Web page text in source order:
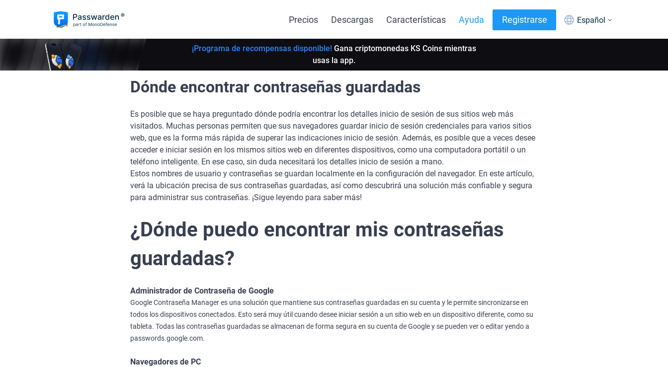
Precios Descargas Características Ayuda Registrarse Español
¡Programa de recompensas disponible! Gana criptomonedas KS Coins mientras
usas la app.
Dónde encontrar contraseñas guardadas
Es posible que se haya preguntado dónde podría encontrar los detalles inicio de sesión de sus sitios web más
visitados. Muchas personas permiten que sus navegadores guardar inicio de sesión credenciales para varios sitios
web, que es la forma más rápida de superar las indicaciones inicio de sesión. Además, es posible que a veces desee
acceder e iniciar sesión en los mismos sitios web en diferentes dispositivos, como una computadora portátil o un
teléfono inteligente. En ese caso, sin duda necesitará los detalles inicio de sesión a mano.
Estos nombres de usuario y contraseñas se guardan localmente en la configuración del navegador. En este artículo,
verá la ubicación precisa de sus contraseñas guardadas, así como descubrirá una solución más confiable y segura
para administrar sus contraseñas. ¡Sigue leyendo para saber más!
¿Dónde puedo encontrar mis contraseñas
guardadas?
Administrador de Contraseña de Google
Google Contraseña Manager es una solución que mantiene sus contraseñas guardadas en su cuenta y le permite sincronizarse en
todos los dispositivos conectados. Esto será muy útil cuando desee iniciar sesión a un sitio web en un dispositivo diferente, como su
tableta. Todas las contraseñas guardadas se almacenan de forma segura en su cuenta de Google y se pueden ver o editar yendo a
passwords.google.com.
Navegadores de PC